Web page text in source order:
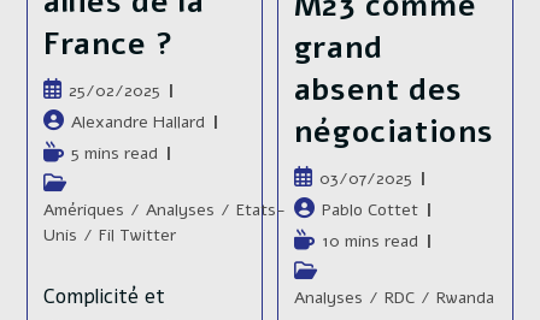
grand
absent des
négociations
Publication
publiée :
03/07/2025
Auteur/autrice
de
la
publication :
Pablo Cottet
Temps
de
lecture :
10 mins read
Post
category:
Analyses / RDC / Rwanda
France ?
Publication
publiée :
25/02/2025
Auteur/autrice
de
la
publication :
Alexandre Hallard
Temps
de
lecture :
5 mins read
Post
category:
Amériques / Analyses / Etats-
Unis / Fil Twitter
Complicité et